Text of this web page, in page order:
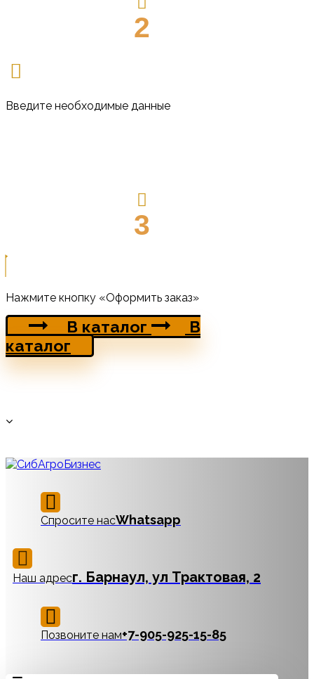
2
Введите необходимые данные
3
Нажмите кнопку «Оформить заказ»
В каталог
В
каталог
Спросите насWhatsapp
Наш адресг. Барнаул, ул Трактовая, 2
Позвоните нам‪+7-905-925-15-85